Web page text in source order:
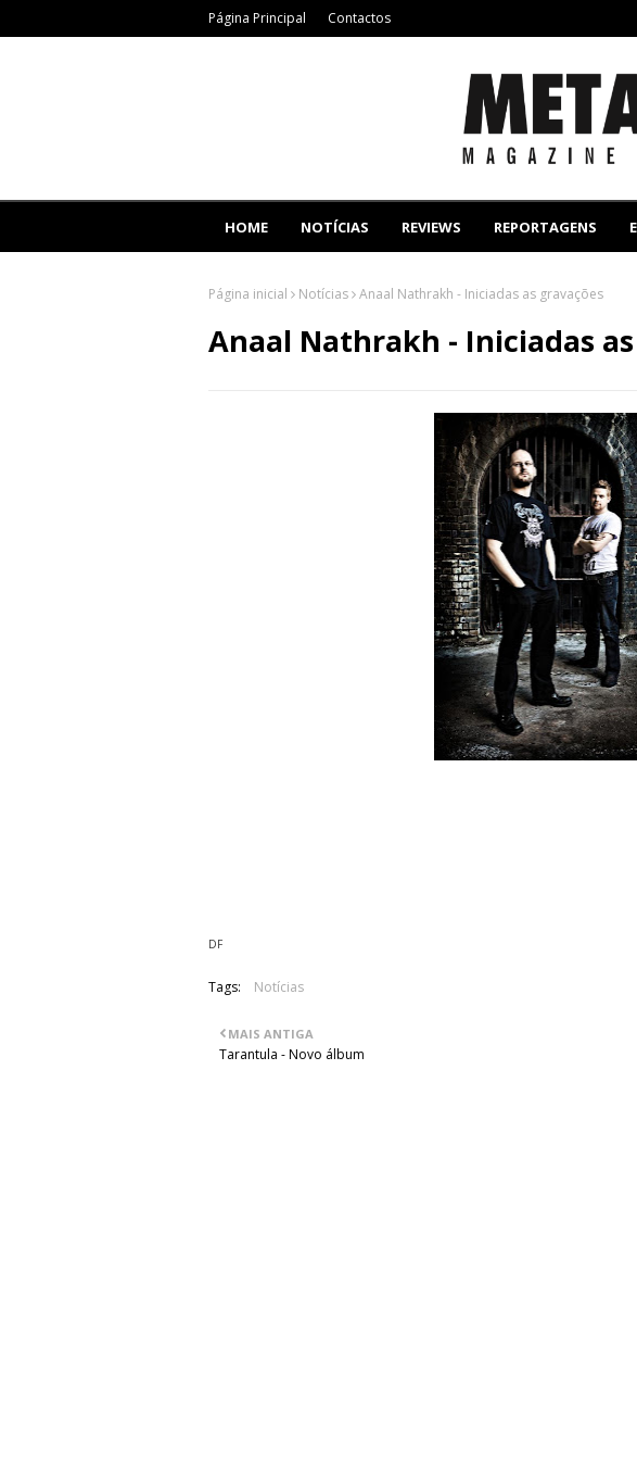
Página Principal Contactos
HOME NOTÍCIAS REVIEWS REPORTAGENS
Página inicial Notícias Anaal Nathrakh - Iniciadas as gravações
Anaal Nathrakh - Iniciadas
DF
Tags: Notícias
MAIS ANTIGA
Tarantula - Novo álbum